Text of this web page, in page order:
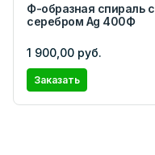
Ф-образная спираль с
серебром Ag 400Ф
1 900,00 руб.
Заказать